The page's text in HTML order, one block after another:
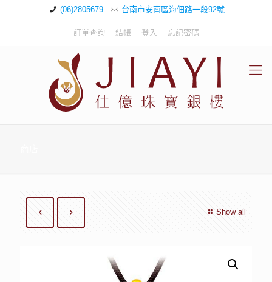
(06)2805679 台南市安南區海佃路一段92號
訂單查詢 結帳 登入 忘記密碼
Show all